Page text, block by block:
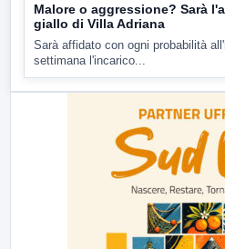
Malore o aggressione? Sarà
giallo di Villa Adriana
Sarà affidato con ogni probabilità
settimana l'incarico...